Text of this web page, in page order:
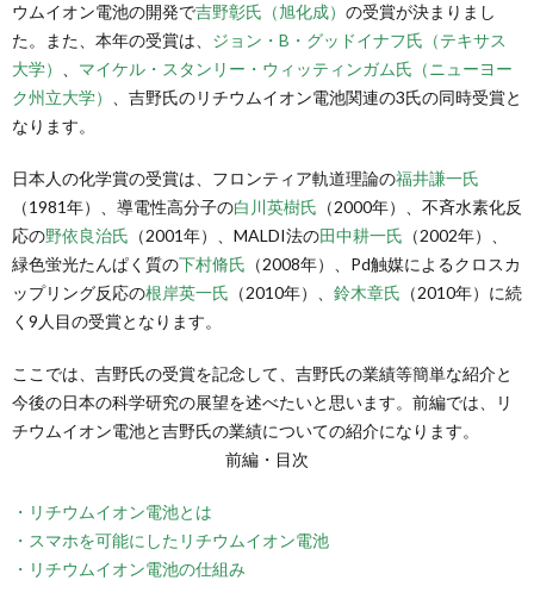
デ
ウムイオン電池の開発で吉野彰氏（旭化成） の受賞が決まりまし
た。また、本年の受賞は、 ジョン・B・グッドイナフ氏（テキサス
大学）
マイケル・スタンリー・ウィッティンガム氏（ニューヨー
ク州立大学）
、吉野氏のリチウムイオン電池関連の3氏の同時受賞と
なります。
日本人の化学賞の受賞は、フロンティア軌道理論の福井謙一氏
（1981年）、導電性高分子の白川英樹氏 （2000年）、不斉水素化反
応の野依良治氏 （2001年）、MALDI法の田中耕一氏 （2002年）、
緑色蛍光たんぱく質の下村脩氏 （2008年）、Pd触媒によるクロスカ
ップリング反応の根岸英一氏 （2010年）、 鈴木章氏 （2010年）に続
く9人目の受賞となります。
ここでは、吉野氏の受賞を記念して、吉野氏の業績等簡単な紹介と
今後の日本の科学研究の展望を述べたいと思います。前編では、リ
チウムイオン電池と吉野氏の業績についての紹介になります。
前編・目次
・リチウムイオン電池とは
・スマホを可能にしたリチウムイオン電池
・リチウムイオン電池の仕組み